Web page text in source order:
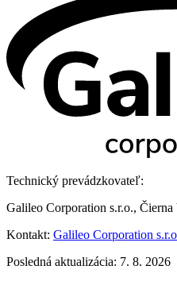
Technický prevádzkovateľ:
Galileo Corporation s.r.o.,
Kontakt: Galileo Corporation
Posledná aktualizácia: 7. 8. 2026